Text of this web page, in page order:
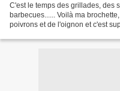
C'est le temps des grillades, des
barbecues...... Voilà ma
poivrons et de l'oignon et c'est